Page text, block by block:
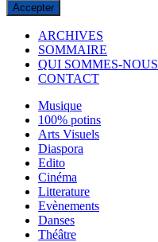
Accepter
ARCHIVES
SOMMAIRE
QUI SOMMES-NOUS
CONTACT
Musique
100% potins
Arts Visuels
Diaspora
Edito
Cinéma
Litterature
Evènements
Danses
Théâtre